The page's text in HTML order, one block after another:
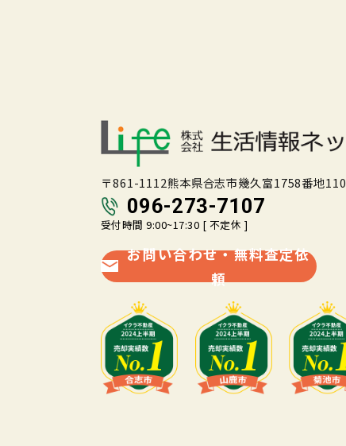
〒861-1112熊本県合志市幾久富1758番地110
096-273-7107
受付時間 9:00~17:30 [ 不定休 ]
お問い合わせ・無料査定依
頼